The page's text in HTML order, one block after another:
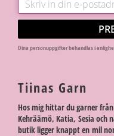
Dina personuppgifter behandlas i
Tiinas Garn
Hos mig hittar du garner
Kehräämö, Katia, Sesia och
butik ligger knappt en mil